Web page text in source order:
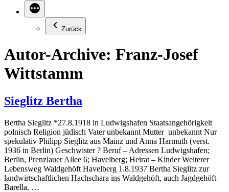
Zurück
Autor-Archive: Franz-Josef
Wittstamm
Sieglitz Bertha
Bertha Sieglitz *27.8.1918 in Ludwigshafen Staatsangehörigkeit
polnisch Religion jüdisch Vater unbekannt Mutter unbekannt Nur
spekulativ Philipp Sieglitz aus Mainz und Anna Harmuth (verst.
1936 in Berlin) Geschwister ? Beruf – Adressen Ludwigshafen;
Berlin, Prenzlauer Allee 6; Havelberg; Heirat – Kinder Weiterer
Lebensweg Waldgehöft Havelberg 1.8.1937 Bertha Sieglitz zur
landwirtschaftlichen Hachschara ins Waldgehöft, auch Jagdgehöft
Barella, …